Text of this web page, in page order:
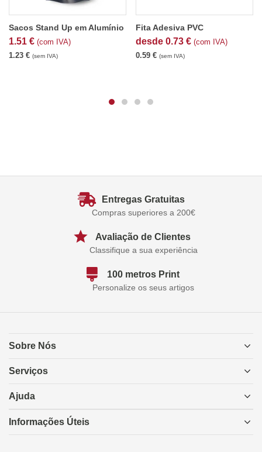
Sacos Stand Up em Alumínio
1.51 € (com IVA)
1.23 € (sem IVA)
Fita Adesiva PVC
desde 0.73 € (com IVA)
0.59 € (sem IVA)
Entregas Gratuitas
Compras superiores a 200€
Avaliação de Clientes
Classifique a sua experiência
100 metros Print
Personalize os seus artigos
Sobre Nós
Serviços
Ajuda
Informações Úteis